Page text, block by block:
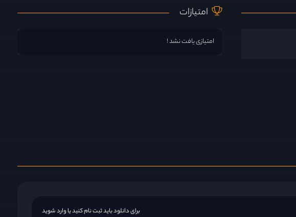
امتیازات
امتیازی یافت نشد !
برای دانلود باید ثبت نام کنید یا وارد شوید